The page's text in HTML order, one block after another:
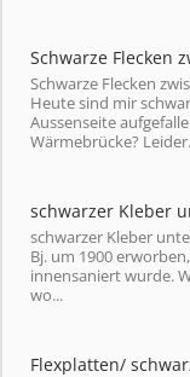
Schwarze Flecken
Schwarze Flecken
Heute sind mir
Aussenseite
Wärmebrücke?
schwarzer Kleber
schwarzer Kleber
Bj. um 1900
innensaniert wurde.
wo...
Flexplatten/